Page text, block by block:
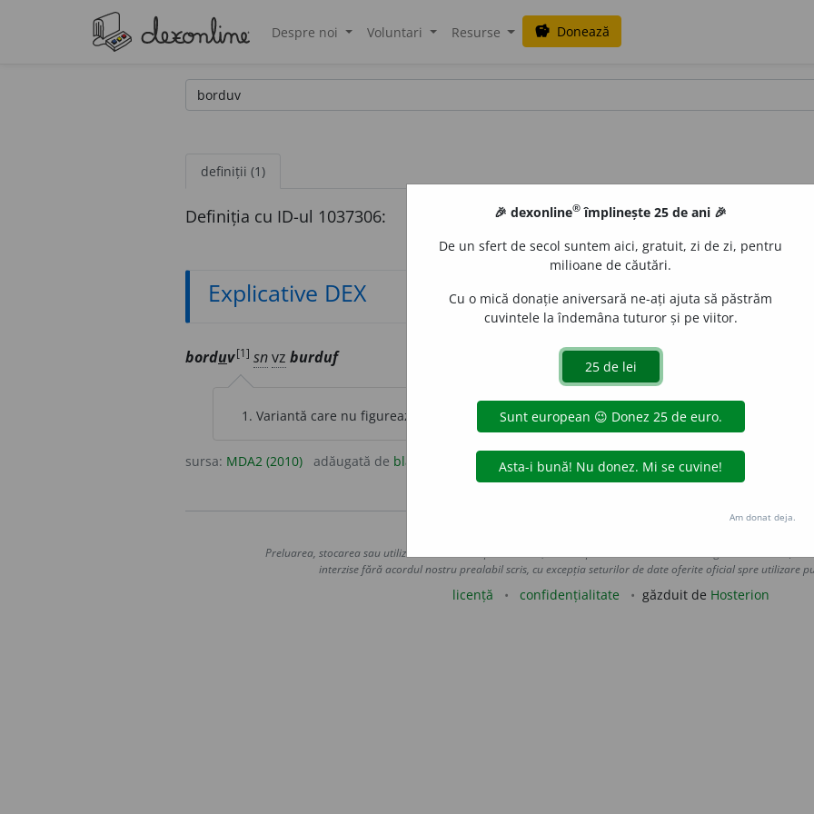
Despre noi Voluntari Resurse savings Donează
definiții (1)
Definiția cu ID-ul 1037306:
Explicative DEX
borduv[1] snvz burduf
Variantă care nu figurează la intrarea principală. —gall
sursa: MDA2 (2010) adăugată de blaurb.
Preluarea, stocarea sau utilizarea datelor de pe acest site, inclusiv prin orice metode de extragere automată
interzise fără acordul nostru prealabil scris, cu excepția seturilor de date oferite oficial spre utilizare
licență confidențialitate găzduit de Hosterion
🎉 dexonline® împlinește 25 de ani 🎉
De un sfert de secol suntem aici, gratuit, zi de zi, pentru
milioane de căutări.
Cu o mică donație aniversară ne-ați ajuta să păstrăm
cuvintele la îndemâna tuturor și pe viitor.
Am donat deja.